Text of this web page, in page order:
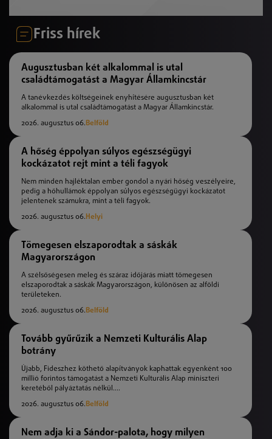
Friss hírek
Augusztusban két alkalommal is utal
családtámogatást a Magyar Államkincstár
A tanévkezdés költségeinek enyhítésére augusztusban két
alkalommal is utal családtámogatást a Magyar Államkincstár.
2026. augusztus 06.Belföld
A hőség éppolyan súlyos egészségügyi
kockázatot rejt mint a téli fagyok
Nem minden hajléktalan ember gondol a nyári hőség veszélyeire,
pedig a hőhullámok éppolyan súlyos egészségügyi kockázatot
jelentenek számukra, mint a téli fagyok.
2026. augusztus 06. Helyi
Tömegesen elszaporodtak a sáskák
Magyarországon
A szélsőségesen meleg és száraz időjárás miatt tömegesen
elszaporodtak a sáskák Magyarországon, különösen az alföldi
területeken.
2026. augusztus 06.Belföld
Tovább gyűrűzik a Nemzeti Kulturális Alap
botrány
Újabb, Fideszhez köthető alapítványok kaphattak egyenként 100
millió forintos támogatást a Nemzeti Kulturális Alap miniszteri
keretéből pályáztatás nélkül....
2026. augusztus 06.Belföld
Nem adja ki a Sándor-palota, hogy milyen